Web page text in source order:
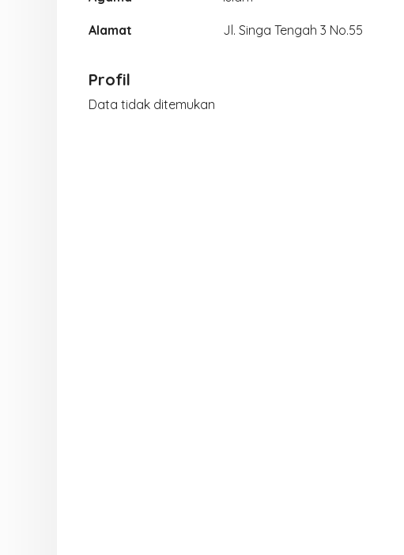
Alamat Jl. Singa Tengah 3 No.55
Profil
Data tidak ditemukan